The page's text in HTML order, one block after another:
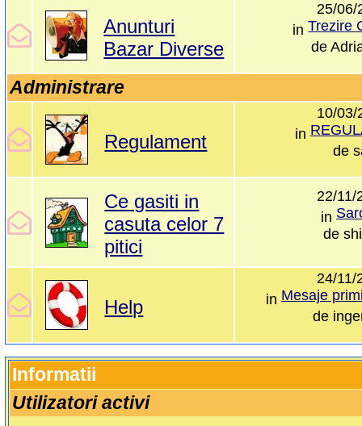
Anunturi
Bazar Diverse
25/06/
inTrezire
de
Administrare
Regulament
10/03/
in
de
Ce gasiti in
casuta celor 7
pitici
22/11/
in
de
Help
24/11/
inMesaje
de
Informatii
Utilizatori activi